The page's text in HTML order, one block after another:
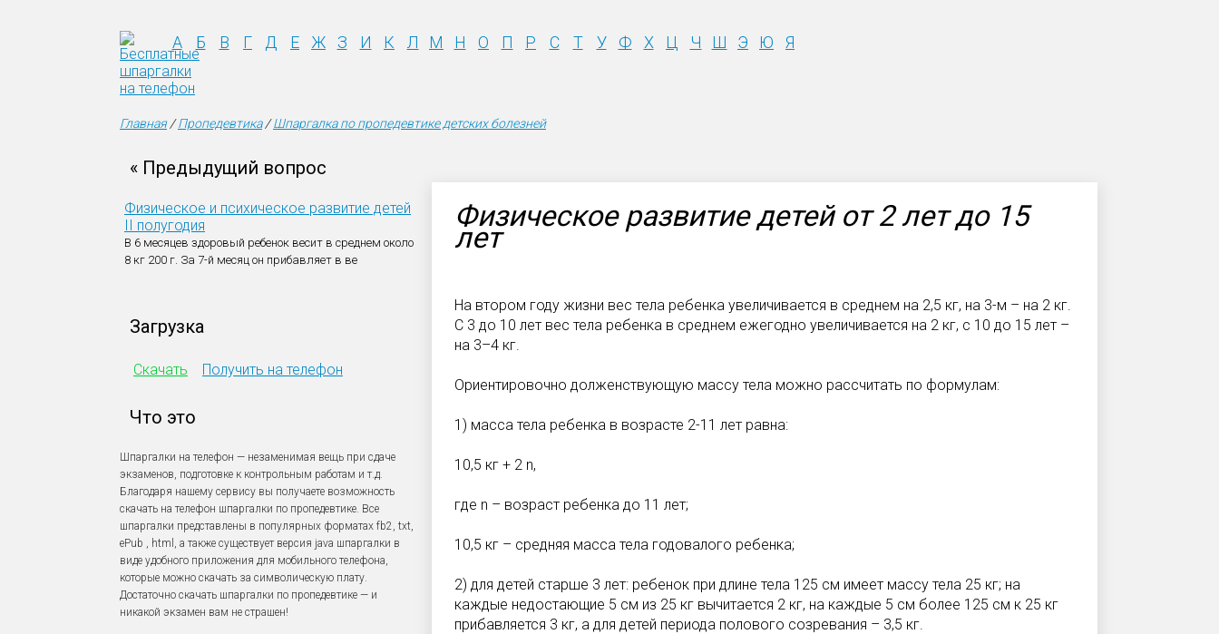
А Б В Г Д Е Ж З И К Л М Н О П Р С Т У Ф Х Ц Ч Ш Э Ю Я
Главная/Пропедевтика/Шпаргалка по пропедевтике детских болезней
« Предыдущий вопрос
Физическое и психическое развитие детей
II полугодия
В 6 месяцев здоровый ребенок весит в среднем около
8 кг 200 г. За 7-й месяц он прибавляет в ве
Загрузка
Скачать Получить на телефон
Что это
Шпаргалки на телефон — незаменимая вещь при сдаче
экзаменов, подготовке к контрольным работам и т.д.
Благодаря нашему сервису вы получаете возможность
скачать на телефон шпаргалки по пропедевтике. Все
шпаргалки представлены в популярных форматах fb2, txt,
ePub , html, а также существует версия java шпаргалки в
виде удобного приложения для мобильного телефона,
которые можно скачать за символическую плату.
Достаточно скачать шпаргалки по пропедевтике — и
никакой экзамен вам не страшен!
Физическое развитие детей от 2 лет до 15
лет
На втором году жизни вес тела ребенка увеличивается в среднем на 2,5 кг, на 3-м – на 2 кг.
С 3 до 10 лет вес тела ребенка в среднем ежегодно увеличивается на 2 кг, с 10 до 15 лет –
на 3–4 кг.
Ориентировочно долженствующую массу тела можно рассчитать по формулам:
1) масса тела ребенка в возрасте 2-11 лет равна:
10,5 кг + 2 n,
где n – возраст ребенка до 11 лет;
10,5 кг – средняя масса тела годовалого ребенка;
2) для детей старше 3 лет: ребенок при длине тела 125 см имеет массу тела 25 кг; на
каждые недостающие 5 см из 25 кг вычитается 2 кг, на каждые 5 см более 125 см к 25 кг
прибавляется 3 кг, а для детей периода полового созревания – 3,5 кг.